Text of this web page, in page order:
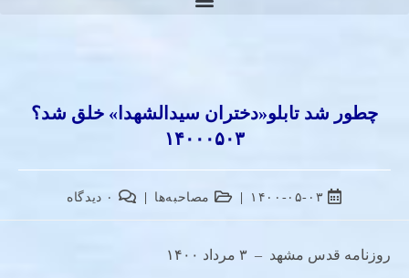
چطور شد تابلو«دختران سیدالشهدا» خلق شد؟
۱۴۰۰۰۵۰۳
۱۴۰۰-۰۵-۰۳ مصاحبه‌ها ۰ دیدگاه
روزنامه قدس مشهد – ۳ مرداد ۱۴۰۰